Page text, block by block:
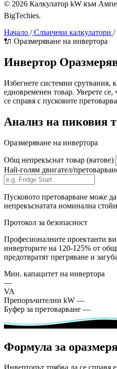
© 2026 Калкулатор kW към
BigTechies.
Начало /Слънчеви калкулатори /
🔌 Оразмеряване на инвертора
Инвертор
Избегнете системни срутвания,
едновременен товар. Уверете
се справя с пусковите
Анализ на пиковия
Оразмеряване на инвертора
Общ непрекъснат товар (ватове)
Най-голям двигател/
Пусковото претоварване може
непрекъснатата номинална
Протокол за безопасност
Професионалните проектанти
инверторите на 120-125% от
предотвратят прегряване и
Мин. капацитет на инвертора
—
VA
Препоръчителни kW —
Буфер за претоварване —
Формула за